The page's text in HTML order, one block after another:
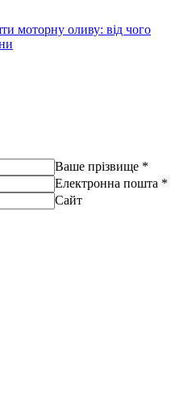
моторну оливу: від чого
Ваше прізвище *
Електронна пошта *
Сайт